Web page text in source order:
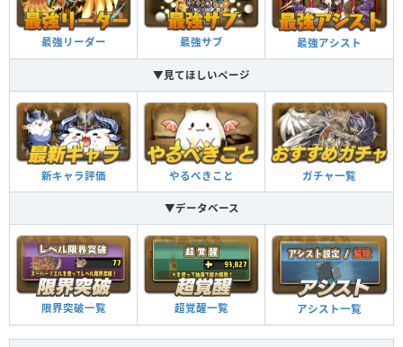
最強リーダー 最強サブ 最強アシスト
▼見てほしいページ
新キャラ評価 やるべきこと ガチャ一覧
▼データベース
限界突破一覧 超覚醒一覧 アシスト一覧